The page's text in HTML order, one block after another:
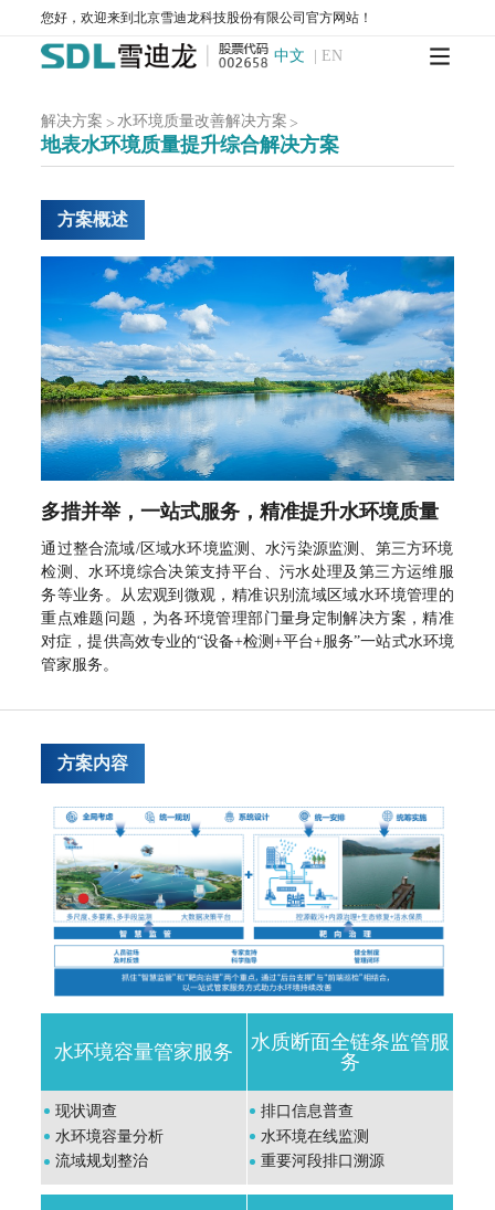
您好，欢迎来到北京雪迪龙科技股份有限公司官方网站！
中文 | EN
MODEL 3080UV-便携式紫外气体分析仪
MODEL 3080FT-便携式傅里叶红外气体分析仪
MODEL 3080GC-NMHC-便携式气相色谱仪
MODEL 3080OU-便携式恶臭分析仪
SDL 205-标准气发生器
手持式和便携式X射线荧光光谱仪
服务中心
运维服务
环境咨询服务
检测服务
售后服务
新闻中心
企业动态
行业动态
多媒体中心
投资者关系
公司公告
投资者保护
股价行情
关于我们
企业简介
资质荣誉
联系我们
人才招聘
解决方案 > 水环境质量改善解决方案 >
地表水环境质量提升综合解决方案
方案概述
多措并举，一站式服务，精准提升水环境质量
通过整合流域/区域水环境监测、水污染源监测、第三方环境
检测、水环境综合决策支持平台、污水处理及第三方运维服
务等业务。从宏观到微观，精准识别流域区域水环境管理的
重点难题问题，为各环境管理部门量身定制解决方案，精准
对症，提供高效专业的“设备+检测+平台+服务”一站式水环境
管家服务。
方案内容
水环境容量管家服务
现状调查
水环境容量分析
流域规划整治
水质断面全链条监管服
务
排口信息普查
水环境在线监测
重要河段排口溯源